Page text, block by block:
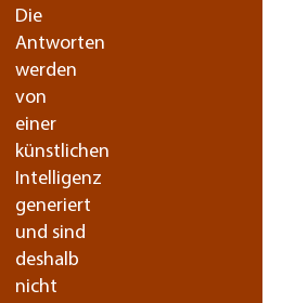
Die
Antworten
werden
von
einer
künstlichen
Intelligenz
generiert
und sind
deshalb
nicht